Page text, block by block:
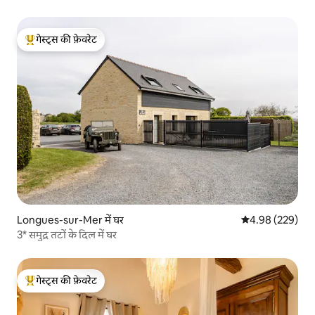
गेस्ट्स का टॉप फ़ेवरेट
गेस्ट्स की फ़ेवरेट
Longues-sur-Mer में घर औसत रेटिंग 5 में से
4.98 (229)
3* समुद्र तटों के दिल में घर
गेस्ट्स का टॉप फ़ेवरेट
गेस्ट्स की फ़ेवरेट